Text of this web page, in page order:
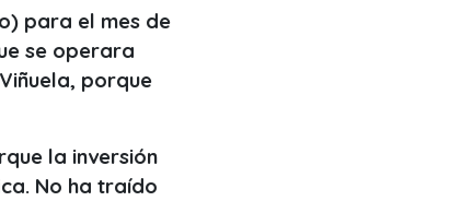
para el mes de
se operara
porque
la inversión
No ha traído